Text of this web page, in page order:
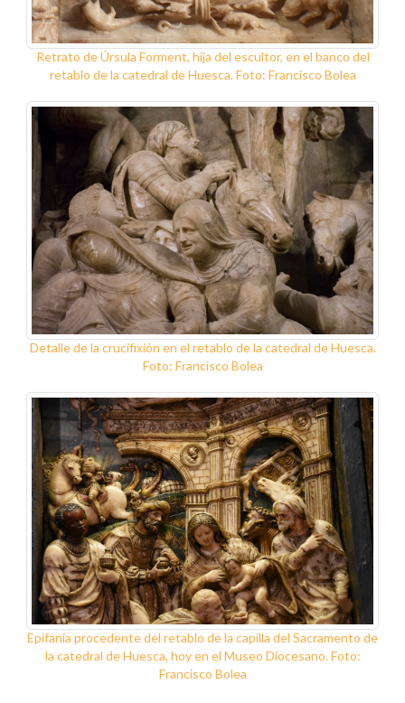
Retrato de Úrsula Forment, hija del escultor, en el banco del
retablo de la catedral de Huesca. Foto: Francisco Bolea
Detalle de la crucifixión en el retablo de la catedral de Huesca.
Foto: Francisco Bolea
Epifanía procedente del retablo de la capilla del Sacramento de
la catedral de Huesca, hoy en el Museo Diocesano. Foto:
Francisco Bolea